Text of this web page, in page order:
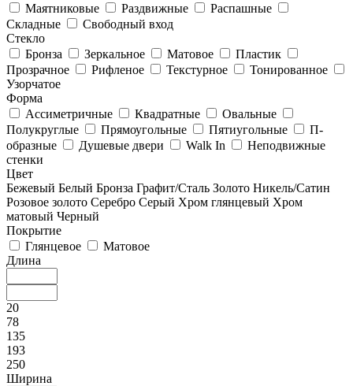
Маятниковые
Раздвижные
Распашные
Складные
Свободный вход
Стекло
Бронза
Зеркальное Матовое
Пластик
Прозрачное
Рифленое Текстурное
Тонированное
Узорчатое
Форма
Ассиметричные
Квадратные
Овальные
Полукруглые
Прямоугольные Пятиугольные
П-
образные
Душевые двери Walk In
Неподвижные
стенки
Цвет
Бежевый Белый Бронза Графит/Сталь Золото Никель/Сатин
Розовое золото Серебро Серый Хром глянцевый Хром
матовый Черный
Покрытие
Глянцевое
Матовое
Длина
20
78
135
193
250
Ширина